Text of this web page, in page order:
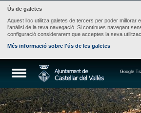
Ús de galetes
Aquest lloc utilitza galetes de tercers per poder millorar
l'anàlisi de la teva navegació. Si continues navegant
configuració considerarem que acceptes la seva
Més informació sobre l'ús de les galetes
Google